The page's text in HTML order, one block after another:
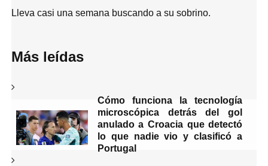
Lleva casi una semana buscando a su sobrino.
S
M
á
s
l
Más leídas
Cómo funciona la tecnología
microscópica detrás del gol
anulado a Croacia que detectó
lo que nadie vio y clasificó a
Portugal